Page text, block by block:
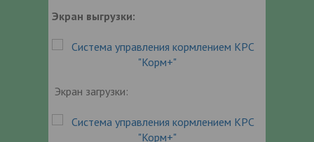
Экран выгрузки:
Экран загрузки: